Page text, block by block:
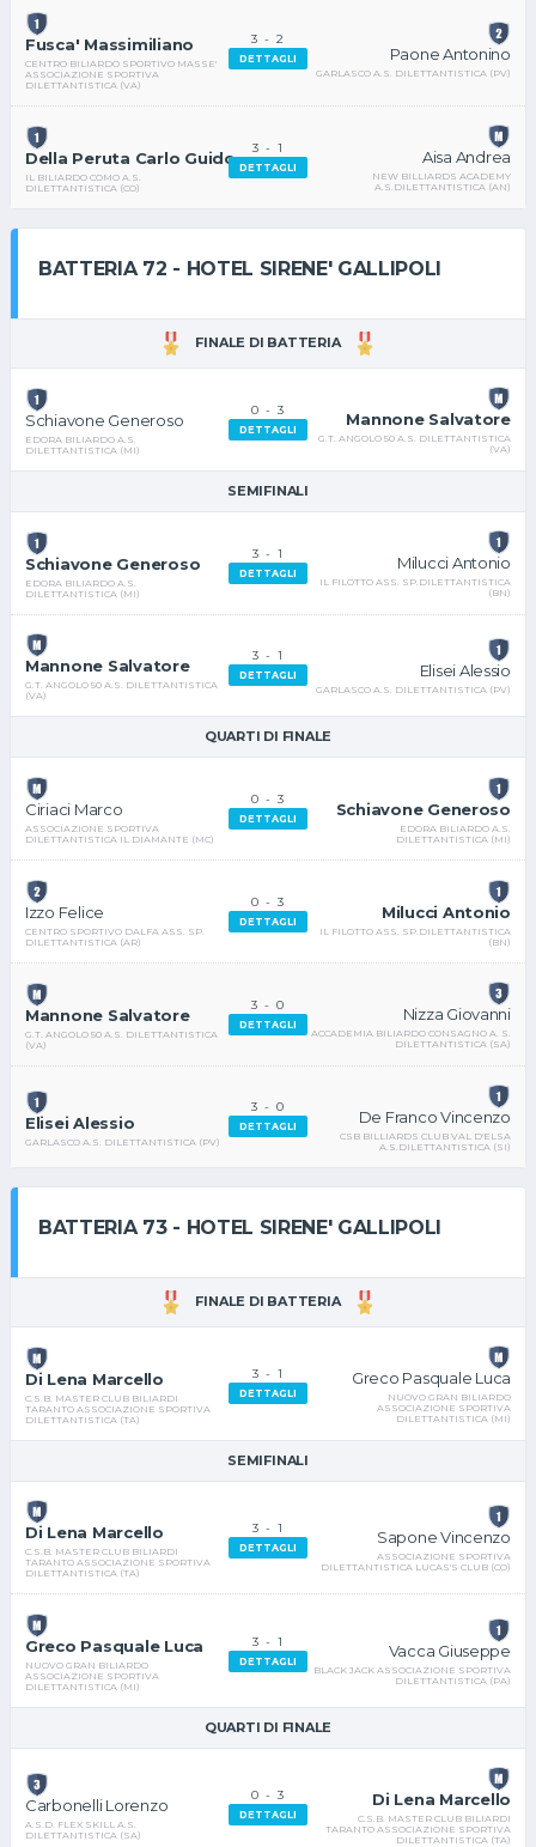
Fusca' Massimiliano
CENTRO BILIARDO SPORTIVO MASSE'
ASSOCIAZIONE SPORTIVA
DILETTANTISTICA (VA)
3 -2
DETTAGLI Paone Antonino
GARLASCO A.S. DILETTANTISTICA (PV)
Della Peruta Carlo Guido
IL BILIARDO COMO A.S.
DILETTANTISTICA (CO)
3 -1
DETTAGLI
Aisa Andrea
NEW BILLIARDS ACADEMY
A.S.DILETTANTISTICA (AN)
BATTERIA 72 - HOTEL SIRENE' GALLIPOLI
FINALE DI BATTERIA
Schiavone Generoso
EDORA BILIARDO A.S.
DILETTANTISTICA (MI)
0 -3
DETTAGLI
Mannone Salvatore
G.T. ANGOLO 50 A.S. DILETTANTISTICA
(VA)
SEMIFINALI
Schiavone Generoso
EDORA BILIARDO A.S.
DILETTANTISTICA (MI)
3 -1
DETTAGLI
Milucci Antonio
IL FILOTTO ASS. SP.DILETTANTISTICA
(BN)
Mannone Salvatore
G.T. ANGOLO 50 A.S. DILETTANTISTICA
(VA)
3 -1
DETTAGLI Elisei Alessio
GARLASCO A.S. DILETTANTISTICA (PV)
QUARTI DI FINALE
Ciriaci Marco
ASSOCIAZIONE SPORTIVA
DILETTANTISTICA IL DIAMANTE (MC)
0 -3
DETTAGLI
Schiavone Generoso
EDORA BILIARDO A.S.
DILETTANTISTICA (MI)
Izzo Felice
CENTRO SPORTIVO DALFA ASS. SP.
DILETTANTISTICA (AR)
0 -3
DETTAGLI
Milucci Antonio
IL FILOTTO ASS. SP.DILETTANTISTICA
(BN)
Mannone Salvatore
G.T. ANGOLO 50 A.S. DILETTANTISTICA
(VA)
3 -0
DETTAGLI
Nizza Giovanni
ACCADEMIA BILIARDO CONSAGNO A. S.
DILETTANTISTICA (SA)
Elisei Alessio
GARLASCO A.S. DILETTANTISTICA (PV)
3 -0
DETTAGLI
De Franco Vincenzo
CSB BILLIARDS CLUB VAL D'ELSA
A.S.DILETTANTISTICA (SI)
BATTERIA 73 - HOTEL SIRENE' GALLIPOLI
FINALE DI BATTERIA
Di Lena Marcello
C.S.B. MASTER CLUB BILIARDI
TARANTO ASSOCIAZIONE SPORTIVA
DILETTANTISTICA (TA)
3 -1
DETTAGLI
Greco Pasquale Luca
NUOVO GRAN BILIARDO
ASSOCIAZIONE SPORTIVA
DILETTANTISTICA (MI)
SEMIFINALI
Di Lena Marcello
C.S.B. MASTER CLUB BILIARDI
TARANTO ASSOCIAZIONE SPORTIVA
DILETTANTISTICA (TA)
3 -1
DETTAGLI
Sapone Vincenzo
ASSOCIAZIONE SPORTIVA
DILETTANTISTICA LUCAS'S CLUB (CO)
Greco Pasquale Luca
NUOVO GRAN BILIARDO
ASSOCIAZIONE SPORTIVA
DILETTANTISTICA (MI)
3 -1
DETTAGLI
Vacca Giuseppe
BLACK JACK ASSOCIAZIONE SPORTIVA
DILETTANTISTICA (PA)
QUARTI DI FINALE
Carbonelli Lorenzo
A.S.D. FLEX SKILL A.S.
DILETTANTISTICA (SA)
0 -3
DETTAGLI
Di Lena Marcello
C.S.B. MASTER CLUB BILIARDI
TARANTO ASSOCIAZIONE SPORTIVA
DILETTANTISTICA (TA)